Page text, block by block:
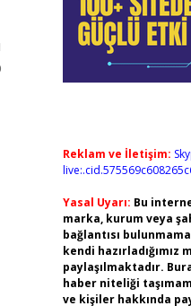
Reklam ve İletişim:
Yasal Uyarı: Bu
marka, kurum veya
bağlantısı
kendi hazırladığımız
paylaşılmaktadır.
haber niteliği
ve kişiler hakkında